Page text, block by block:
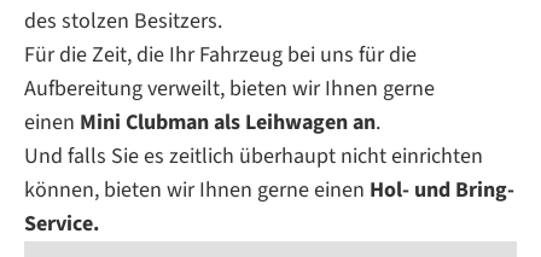
des stolzen Besitzers.
Für die Zeit, die Ihr Fahrzeug bei uns für die
Aufbereitung verweilt, bieten wir Ihnen gerne
einen Mini Clubman als Leihwagen an.
Und falls Sie es zeitlich überhaupt nicht einrichten
können, bieten wir Ihnen gerne einen Hol- und Bring-
Service.